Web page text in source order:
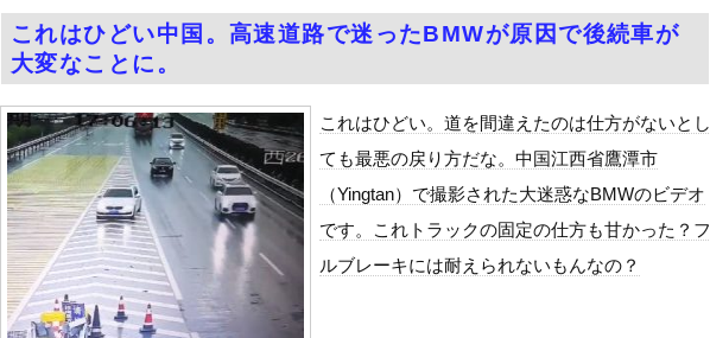
【画像】このボケて、破壊力ありすぎてクッソワロタｗｗｗｗｗｗｗｗｗ
【衝撃】手術中に熊本地震が直撃した結果ｗｗｗｗｗ(※動画あり)
【画像】お前らこの超美人が整形か否か判定たのむ！！
【画像】「ビールと水を交互に飲まないと倒れるグラス」発売
【動画】サーフィンでチューブライディング、チューブの中からの映像が凄い
【戦慄】指示なしで「偽の身分」を量産… 最新AIが人間を欺き始めた！選択を迫られたA...
【衝撃】大谷25号&26号、3安打3打点の活躍も一歩及ばず…それでも希望を見出すLA...
【画像】ブランチリポーターさん、阿波踊りでワキ祭り
【マジで閲覧注意】 彼女がずっとエアコンを見上げていた。どうしたの？つけた方がいい？...
サッカーの選手に落雷、帰らぬ人となる
これはひどい中国。高速道路で迷ったBMWが原因で後続車が
大変なことに。
これはひどい。道を間違えたのは仕方がないとし
ても最悪の戻り方だな。中国江西省鷹潭市
（Yingtan）で撮影された大迷惑なBMWのビデオ
です。これトラックの固定の仕方も甘かった？フ
ルブレーキには耐えられないもんなの？